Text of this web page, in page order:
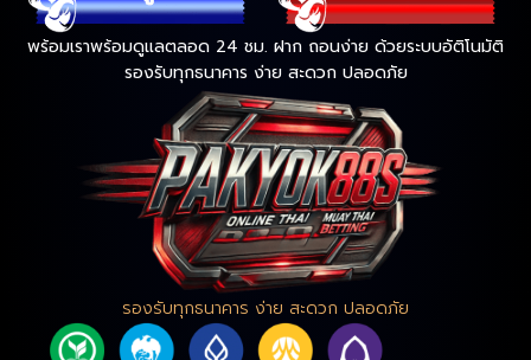
พร้อมเราพร้อมดูแลตลอด 24 ชม. ฝาก ถอนง่าย ด้วยระบบอัติโนมัติ
รองรับทุกธนาคาร ง่าย สะดวก ปลอดภัย
รองรับทุกธนาคาร ง่าย สะดวก ปลอดภัย